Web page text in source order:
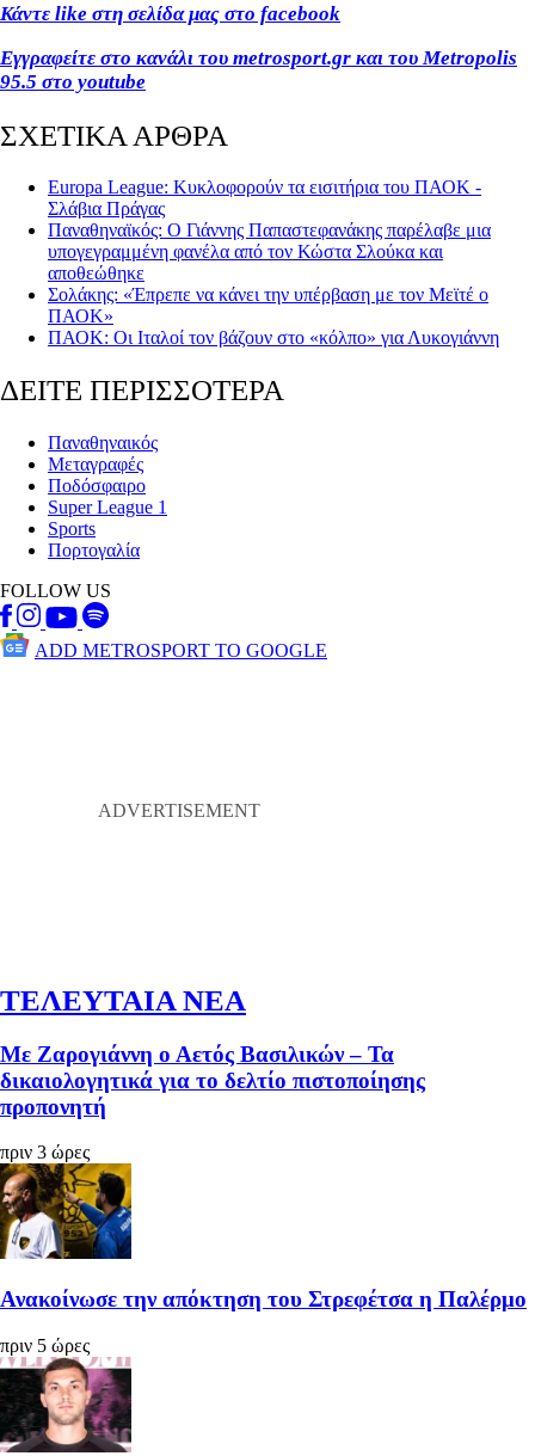
Κάντε like στη σελίδα μας στο facebook
Εγγραφείτε στο κανάλι του metrosport.gr και του Metropolis
95.5 στο youtube
ΣΧΕΤΙΚΑ ΑΡΘΡΑ
Europa League: Κυκλοφορούν τα εισιτήρια του ΠΑΟΚ -
Σλάβια Πράγας
Παναθηναϊκός: Ο Γιάννης Παπαστεφανάκης παρέλαβε μια
υπογεγραμμένη φανέλα από τον Κώστα Σλούκα και
αποθεώθηκε
Σολάκης: «Έπρεπε να κάνει την υπέρβαση με τον Μεϊτέ ο
ΠΑΟΚ»
ΠΑΟΚ: Οι Ιταλοί τον βάζουν στο «κόλπο» για Λυκογιάννη
ΔΕΙΤΕ ΠΕΡΙΣΣΟΤΕΡΑ
Παναθηναικός
Μεταγραφές
Ποδόσφαιρο
Super League 1
Sports
Πορτογαλία
FOLLOW US
ADD METROSPORT TO GOOGLE
ΤΕΛΕΥΤΑΙΑ ΝΕΑ
Με Ζαρογιάννη ο Αετός Βασιλικών – Τα
δικαιολογητικά για το δελτίο πιστοποίησης
προπονητή
πριν 3 ώρες
Ανακοίνωσε την απόκτηση του Στρεφέτσα η Παλέρμο
πριν 5 ώρες